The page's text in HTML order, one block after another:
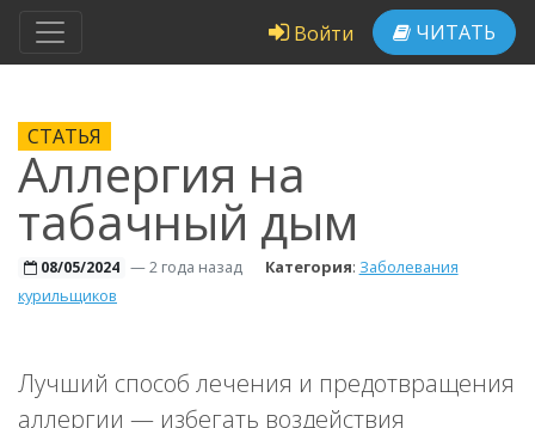
Войти ЧИТАТЬ
СТАТЬЯ
Аллергия на
табачный дым
08/05/2024 —2 года назад Категория: Заболевания
курильщиков
Лучший способ лечения и предотвращения
аллергии — избегать воздействия